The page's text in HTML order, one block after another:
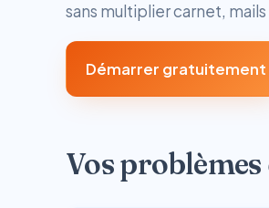
sans multiplier carnet,
Démarrer gratuitement
Vos